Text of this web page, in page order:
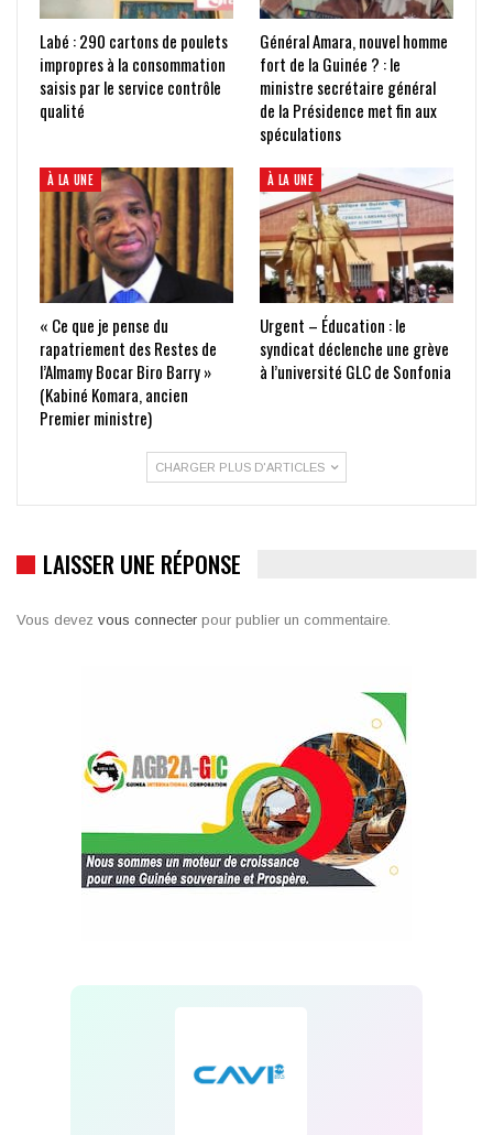
Labé : 290 cartons de poulets
impropres à la consommation
saisis par le service contrôle
qualité
Général Amara, nouvel homme
fort de la Guinée ? : le
ministre secrétaire général
de la Présidence met fin aux
spéculations
À LA UNE
« Ce que je pense du
rapatriement des Restes de
l’Almamy Bocar Biro Barry »
(Kabiné Komara, ancien
Premier ministre)
À LA UNE
Urgent – Éducation : le
syndicat déclenche une grève
à l’université GLC de Sonfonia
CHARGER PLUS D'ARTICLES
LAISSER UNE RÉPONSE
Vous devez vous connecter pour publier un commentaire.